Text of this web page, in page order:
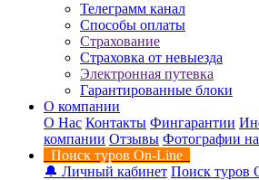
Телеграмм канал
Способы оплаты
Страхование
Страховка от невыезда
Электронная путевка
Гарантированные блоки
О компании
О Нас Контакты Фингарантии
компании Отзывы Фотографии
Поиск туров On-Line
🔔 Личный кабинет Поиск туров